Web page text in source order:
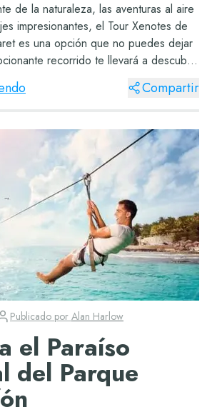
de la naturaleza, las aventuras al aire
impresionantes, el Tour Xenotes de
es una opción que no puedes dejar
recorrido te llevará a descubrir
impresiona...
Compartir
Publicado por Alan Harlow
el Paraíso
del Parque